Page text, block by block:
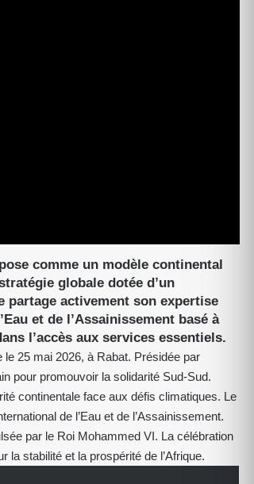
comme un modèle continental
globale dotée d’un
partage activement son expertise
et de l’Assainissement basé à
l’accès aux services essentiels.
le 25 mai 2026, à Rabat. Présidée par
pour promouvoir la solidarité Sud-Sud.
continentale face aux défis climatiques. Le
de l’Eau et de l’Assainissement.
par le Roi Mohammed VI. La célébration
la stabilité et la prospérité de l’Afrique.